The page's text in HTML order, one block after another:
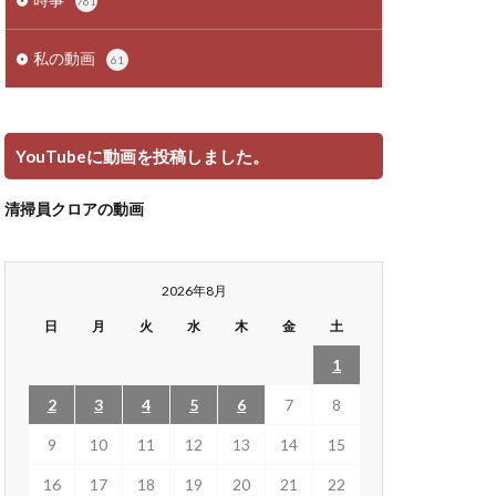
私の動画 61
YouTubeに動画を投稿しました。
清掃員クロアの動画
2026年8月
日 月 火 水 木 金 土
1
2 3 4 5 6 7 8
9 10 11 12 13 14 15
16 17 18 19 20 21 22